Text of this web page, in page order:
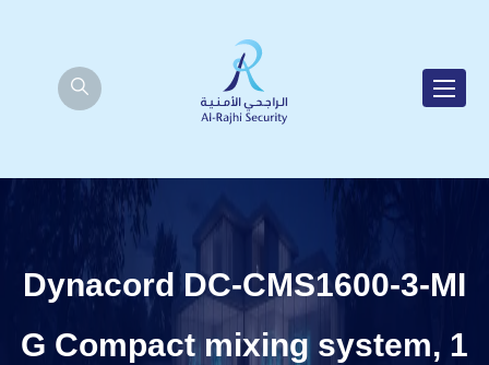
Dynacord DC-CMS1600-3-MI
G Compact mixing system, 1